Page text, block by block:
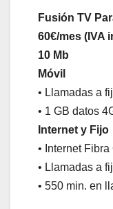
Fusión TV
60€/mes (IVA
10 Mb
Móvil
• Llamadas a
• 1 GB datos
Internet y Fijo
• Internet
• Llamadas a
• 550 min. en